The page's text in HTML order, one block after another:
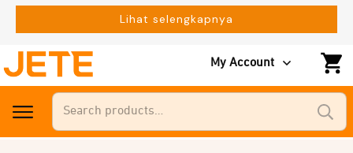
My Account
Search
Lihat selengkapnya